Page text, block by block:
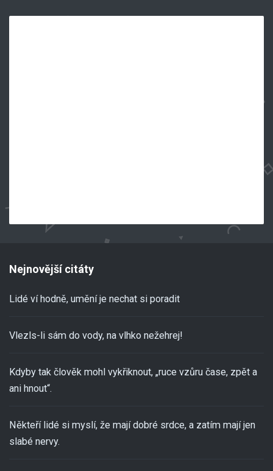
Nejnovější citáty
Lidé ví hodně, umění je nechat si poradit
Vlezls-li sám do vody, na vlhko nežehrej!
Kdyby tak člověk mohl vykřiknout, „ruce vzůru čase, zpět a
ani hnout“.
Někteří lidé si myslí, že mají dobré srdce, a zatím mají jen
slabé nervy.